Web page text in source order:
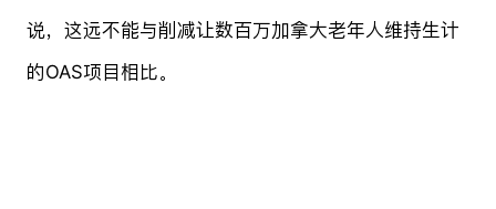
说，这远不能与削减让数百万加拿大老年人维持生计
的OAS项目相比。